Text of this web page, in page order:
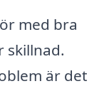
med bra
skillnad.
är det